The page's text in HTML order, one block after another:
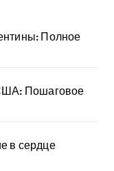
Полное
Пошаговое
в сердце